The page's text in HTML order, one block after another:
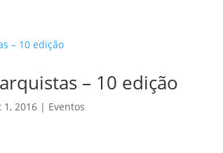
– 10 edição
1, 2016 | Eventos